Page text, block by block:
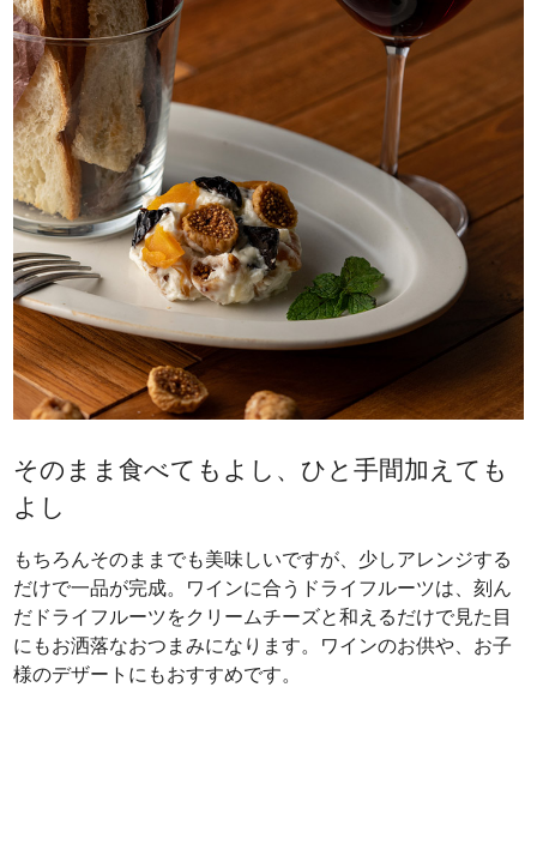
そのまま食べてもよし、ひと手間加えても
よし
もちろんそのままでも美味しいですが、少しアレンジする
だけで一品が完成。ワインに合うドライフルーツは、刻ん
だドライフルーツをクリームチーズと和えるだけで見た目
にもお洒落なおつまみになります。ワインのお供や、お子
様のデザートにもおすすめです。